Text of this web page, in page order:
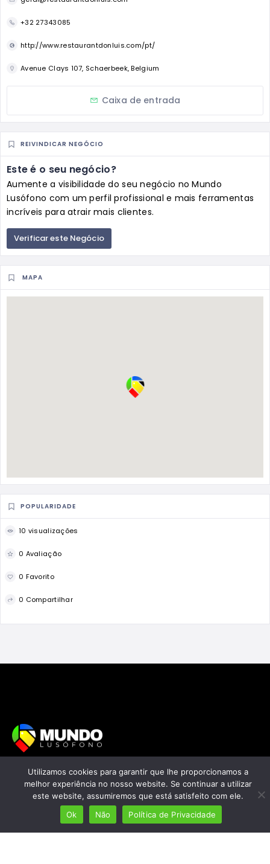
+32 27343085
http://www.restaurantdonluis.com/pt/
Avenue Clays 107, Schaerbeek, Belgium
Caixa de entrada
REIVINDICAR NEGÓCIO
Este é o seu negócio?
Aumente a visibilidade do seu negócio no Mundo
Lusófono com um perfil profissional e mais ferramentas
incríveis para atrair mais clientes.
Verificar este Negócio
MAPA
POPULARIDADE
10 visualizações
0 Avaliação
0 Favorito
0 Compartilhar
Mais de 7 milhões de lusófonos
Mais de 2000 lugares cadastrados
Presença em 8 países
Links úteis
Utilizamos cookies para garantir que lhe proporcionamos a
melhor experiência no nosso website. Se continuar a utilizar
este website, assumiremos que está satisfeito com ele.
Ok
Não Política de Privacidade